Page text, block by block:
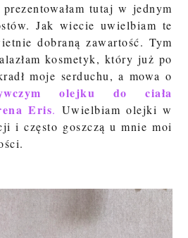
tutaj w jednym
Jak wiecie uwielbiam te
dobraną zawartość. Tym
kosmetyk, który już po
moje serduchu, a mowa o
olejku do ciała
Eris. Uwielbiam olejki w
i często goszczą u mnie moi